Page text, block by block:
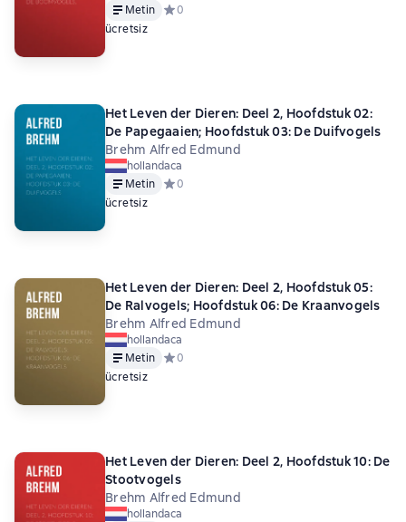
Metin
Средний рейтинг 0 на основе 0 оценок
0
ücretsiz
Het Leven der Dieren: Deel 2, Hoofdstuk 02:
De Papegaaien; Hoofdstuk 03: De Duifvogels
Brehm Alfred Edmund
hollandaca
Metin
Средний рейтинг 0 на основе 0 оценок
0
ücretsiz
Het Leven der Dieren: Deel 2, Hoofdstuk 05:
De Ralvogels; Hoofdstuk 06: De Kraanvogels
Brehm Alfred Edmund
hollandaca
Metin
Средний рейтинг 0 на основе 0 оценок
0
ücretsiz
Het Leven der Dieren: Deel 2, Hoofdstuk 10: De
Stootvogels
Brehm Alfred Edmund
hollandaca